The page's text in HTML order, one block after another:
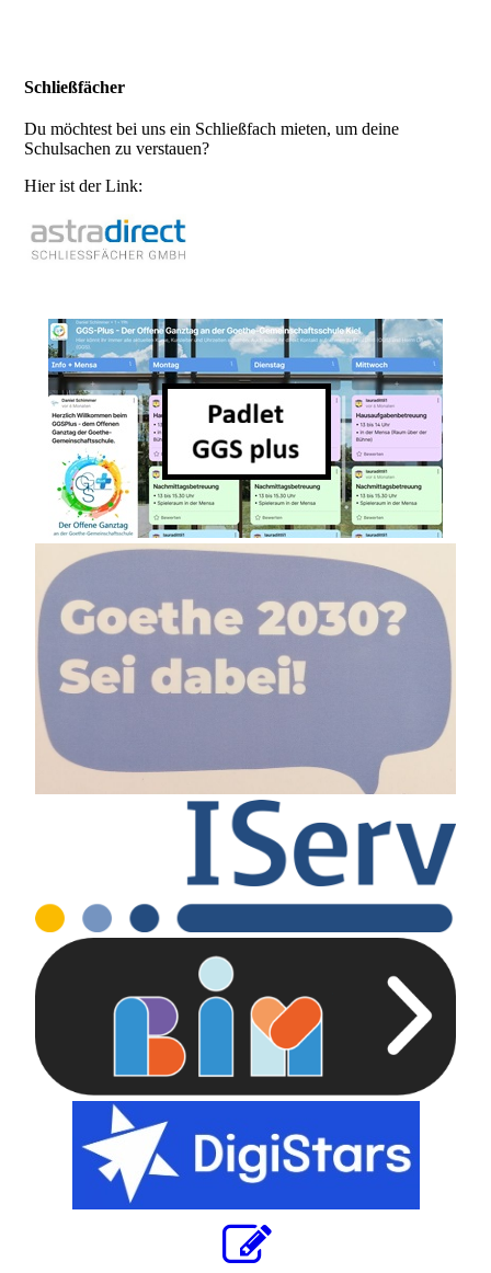
Schließfächer
Du möchtest bei uns ein Schließfach mieten, um deine
Schulsachen zu verstauen?
Hier ist der Link: